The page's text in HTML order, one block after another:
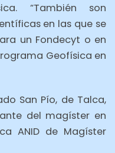
“También son
en las que se
un Fondecyt o en
Geofísica en
San Pío, de Talca,
del magíster en
ANID de Magíster